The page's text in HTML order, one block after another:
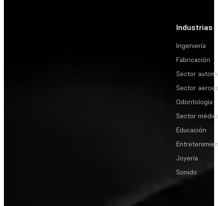
Industrias
Ingeniería
Fabricación
Sector
Sector
Odontología
Sector
Educación
Joyería
Sonido